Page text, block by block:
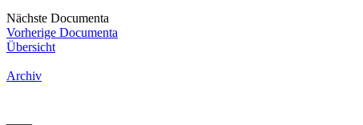
Nächste Documenta
Vorherige Documenta
Übersicht
Archiv